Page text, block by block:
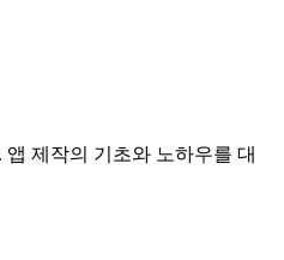
제작의 기초와 노하우를 대